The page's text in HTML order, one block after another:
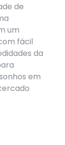
de
um
fácil
da
em